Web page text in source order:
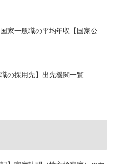
国家一般職の平均年収【国家公
職の採用先】出先機関一覧